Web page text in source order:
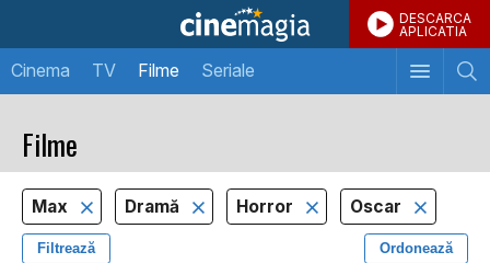
DESCARCA
APLICATIA
Cinema TV Filme Seriale
Filme
Max Dramă Horror Oscar
Filtrează Ordonează